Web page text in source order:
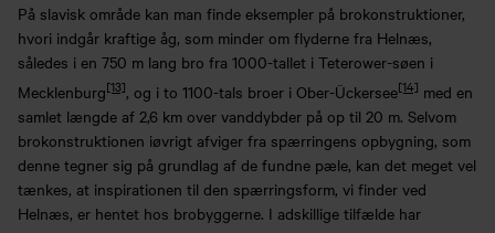
På slavisk område kan man finde eksempler på brokonstruktioner,
hvori indgår kraftige åg, som minder om flyderne fra Helnæs,
således i en 750 m lang bro fra 1000-tallet i Teterower-søen i
Mecklenburg[13], og i to 1100-tals broer i Ober-Ückersee[14] med en
samlet længde af 2,6 km over vanddybder på op til 20 m. Selvom
brokonstruktionen iøvrigt afviger fra spærringens opbygning, som
denne tegner sig på grundlag af de fundne pæle, kan det meget vel
tænkes, at inspirationen til den spærringsform, vi finder ved
Helnæs, er hentet hos brobyggerne. I adskillige tilfælde har